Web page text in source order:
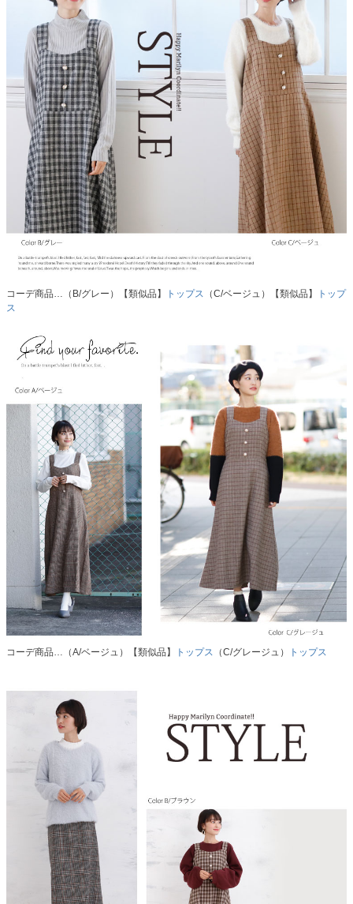
コーデ商品…（B/グレー）【類似品】 トップス （C/ベージュ）【類似品】
トップ
ス
コーデ商品…（A/ベージュ）【類似品】 トップス （C/グレージュ） トップス